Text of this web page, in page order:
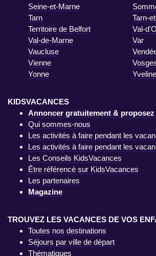
Seine-et-Marne
Tarn
Tarn-
Territoire de Belfort
Val-
Val-de-Marne
Var
Vaucluse
Vienne
Yonne
KIDSVACANCES
Annoncer gratuitement &
Qui sommes-nous
Les activités à faire pendant les
Les activités à faire pendant les
Les Conseils KidsVacances
Être référencé sur KidsVacances
Les partenaires
Magazine
TROUVEZ LES VACANCES DE VOS
Toutes nos destinations
Séjours par ville de départ
Thématiques